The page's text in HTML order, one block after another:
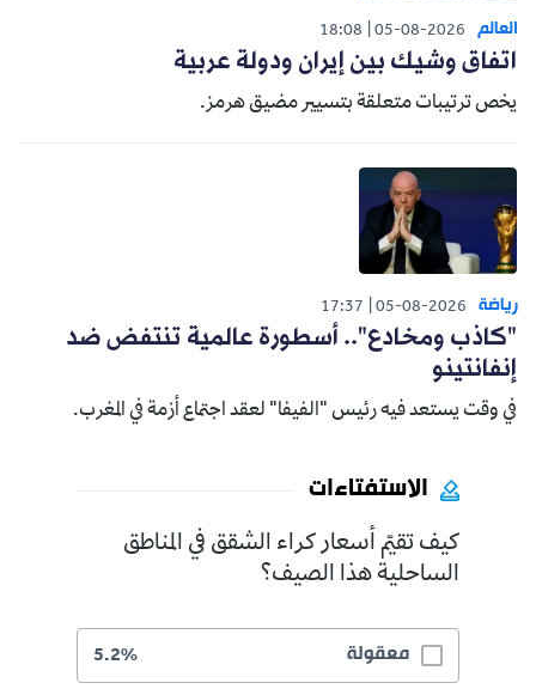
العالم 05-08-2026
18:08
اتفاق وشيك بين إيران ودولة عربية
يخص ترتيبات متعلقة بتسيير مضيق هرمز.
رياضة 05-08-2026
17:37
"كاذب ومخادع".. أسطورة عالمية تنتفض ضد
إنفانتينو
في وقت يستعد فيه رئيس "الفيفا" لعقد اجتماع أزمة في المغرب.
الاستفتاءات
كيف تقيّم أسعار كراء الشقق في المناطق
الساحلية هذا الصيف؟
معقولة 5.2%